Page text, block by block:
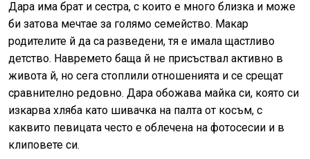
Дара има брат и сестра, с които е много близка и може
би затова мечтае за голямо семейство. Макар
родителите й да са разведени, тя е имала щастливо
детство. Навремето баща й не присъствал активно в
живота й, но сега стоплили отношенията и се срещат
сравнително редовно. Дара обожава майка си, която си
изкарва хляба като шивачка на палта от косъм, с
каквито певицата често е облечена на фотосесии и в
клиповете си.